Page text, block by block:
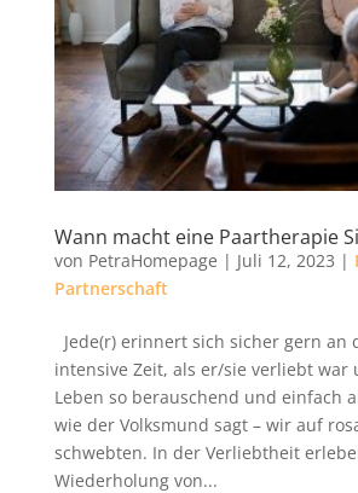
Wann macht eine Paartherapie
von PetraHomepage | Juli 12, 2023 |
Partnerschaft
Jede(r) erinnert sich sicher gern an
intensive Zeit, als er/sie verliebt war
Leben so berauschend und einfach
wie der Volksmund sagt – wir auf
schwebten. In der Verliebtheit
Wiederholung von...